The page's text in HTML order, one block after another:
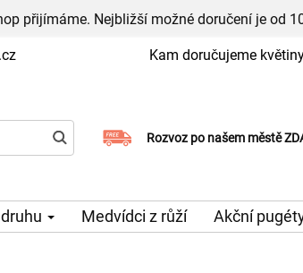
přijímáme. Nejbližší možné doručení je od
Kam doručujeme
Rozvoz po našem městě
Možný výběr času a dne
Medvídci z růží Akční